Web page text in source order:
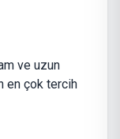
ve uzun
en çok tercih